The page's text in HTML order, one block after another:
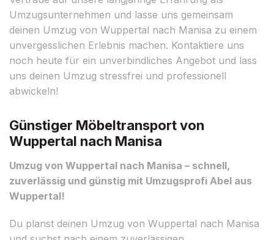
Umzugsunternehmen und lasse uns gemeinsam
deinen Umzug von Wuppertal nach Manisa zu einem
unvergesslichen Erlebnis machen. Kontaktiere uns
noch heute für ein unverbindliches Angebot und lass
uns deinen Umzug stressfrei und professionell
abwickeln!
Günstiger Möbeltransport von
Wuppertal nach Manisa
Umzug von Wuppertal nach Manisa – schnell,
zuverlässig und günstig mit Umzugsprofi Abel aus
Wuppertal!
Du planst deinen Umzug von Wuppertal nach Manisa